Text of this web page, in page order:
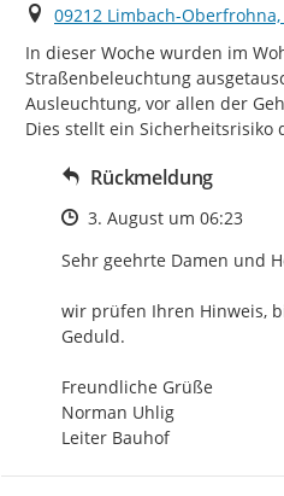
Ort
09212 Limbach-
In dieser Woche wurden im
Straßenbeleuchtung
Ausleuchtung, vor allen der
Dies stellt ein Sicherheitsrisiko
Rückmeldung
Zeitpunkt des Erstellens
3. August um 06:23
Sehr geehrte Damen und
wir prüfen Ihren Hinweis,
Geduld.
Freundliche Grüße
Norman Uhlig
Leiter Bauhof